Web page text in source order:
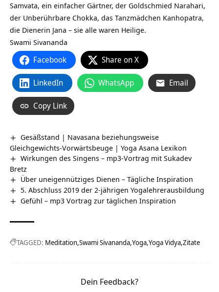
Samvata, ein einfacher Gärtner, der Goldschmied Narahari,
der Unberührbare Chokka, das Tanzmädchen Kanhopatra,
die Dienerin Jana – sie alle waren Heilige.
Swami Sivananda
Facebook Share on X
LinkedIn WhatsApp Email
Copy Link
Gesäßstand | Navasana beziehungsweise
Gleichgewichts-Vorwärtsbeuge | Yoga Asana Lexikon
Wirkungen des Singens – mp3-Vortrag mit Sukadev
Bretz
Über uneigennütziges Dienen – Tägliche Inspiration
5. Abschluss 2019 der 2-jährigen Yogalehrerausbildung
Gefühl – mp3 Vortrag zur täglichen Inspiration
TAGGED: Meditation Swami Sivananda Yoga Yoga Vidya Zitate
Dein Feedback?